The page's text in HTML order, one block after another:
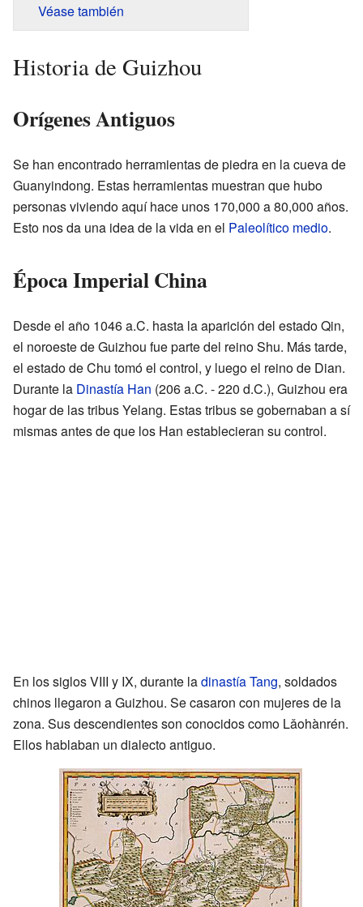
Véase también
Historia de Guizhou
Orígenes Antiguos
Se han encontrado herramientas de piedra en la cueva de
Guanyindong. Estas herramientas muestran que hubo
personas viviendo aquí hace unos 170,000 a 80,000 años.
Esto nos da una idea de la vida en el Paleolítico medio.
Época Imperial China
Desde el año 1046 a.C. hasta la aparición del estado Qin,
el noroeste de Guizhou fue parte del reino Shu. Más tarde,
el estado de Chu tomó el control, y luego el reino de Dian.
Durante la Dinastía Han (206 a.C. - 220 d.C.), Guizhou era
hogar de las tribus Yelang. Estas tribus se gobernaban a sí
mismas antes de que los Han establecieran su control.
En los siglos VIII y IX, durante ladinastía Tang, soldados
chinos llegaron a Guizhou. Se casaron con mujeres de la
zona. Sus descendientes son conocidos como Lǎohànrén.
Ellos hablaban un dialecto antiguo.